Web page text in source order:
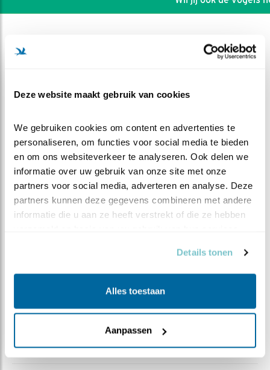
Deze website maakt gebruik van cookies
We gebruiken cookies om content en advertenties te
personaliseren, om functies voor social media te bieden
en om ons websiteverkeer te analyseren. Ook delen we
informatie over uw gebruik van onze site met onze
partners voor social media, adverteren en analyse. Deze
partners kunnen deze gegevens combineren met andere
informatie die u aan ze heeft verstrekt of die ze hebben
Details tonen
Alles toestaan
Aanpassen
DEEL DIT FILMPJE
Romke Visser | Geplaatst op 18 mei 2025, 17:45 |
Bewaar dit filmpje|
Na het middaguur leek het even wat onrustig rond het
Een tureluur landde even op het nest.